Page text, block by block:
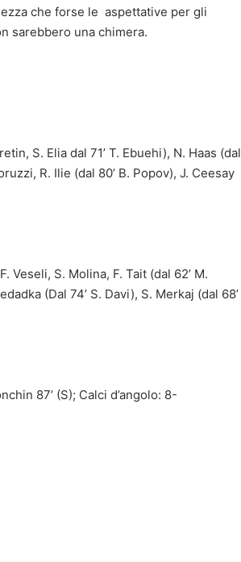
che forse le aspettative per gli
sarebbero una chimera.
S. Elia dal 71’ T. Ebuehi), N. Haas (dal
R. Ilie (dal 80’ B. Popov), J. Ceesay
Veseli, S. Molina, F. Tait (dal 62’ M.
(Dal 74’ S. Davi), S. Merkaj (dal 68’
87’ (S); Calci d’angolo: 8-